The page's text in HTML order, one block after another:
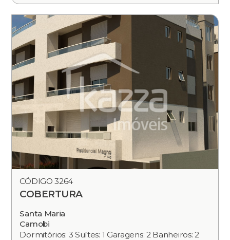
CÓDIGO 3264
COBERTURA
Santa Maria
Camobi
Dormitórios: 3 Suítes: 1 Garagens: 2 Banheiros: 2